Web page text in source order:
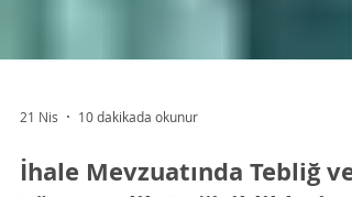
21 Nis 10 dakikada okunur